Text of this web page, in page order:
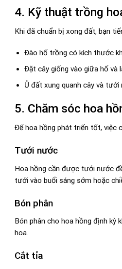
4. Kỹ thuật trồng
Khi đã chuẩn bị xong đất, bạn
Đào hố trồng có kích thước
Đặt cây giống vào giữa hố và
Ủ đất xung quanh cây và
5. Chăm sóc hoa
Để hoa hồng phát triển tốt, việc
Tưới nước
Hoa hồng cần được tưới nước
tưới vào buổi sáng sớm hoặc
Bón phân
Bón phân cho hoa hồng định kỳ
hoa.
Cắt tỉa